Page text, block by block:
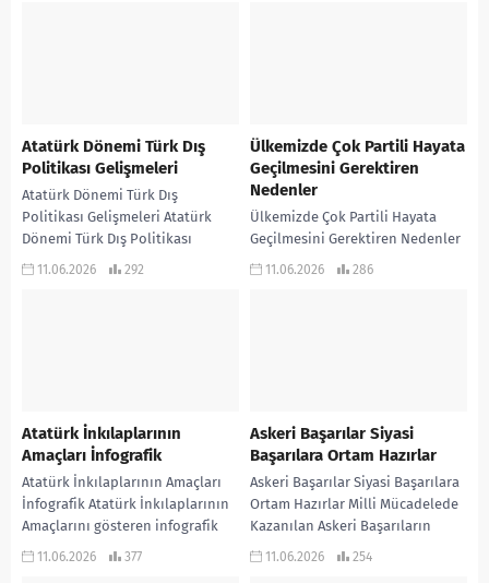
Atatürk Dönemi Türk Dış
Politikası Gelişmeleri
Atatürk Dönemi Türk Dış
Politikası Gelişmeleri Atatürk
Dönemi Türk Dış Politikası
Gelişmelerini gösteren infografik
11.06.2026 292
Ülkemizde Çok Partili Hayata
Geçilmesini Gerektiren
Nedenler
Ülkemizde Çok Partili Hayata
Geçilmesini Gerektiren Nedenler
Ülkemizde Çok Partili Hayata
11.06.2026 286
Atatürk İnkılaplarının
Amaçları İnfografik
Atatürk İnkılaplarının Amaçları
İnfografik Atatürk İnkılaplarının
Amaçlarını gösteren infografik
çalışmadır… KONU ANLATIMLI
11.06.2026 377
Askeri Başarılar Siyasi
Başarılara Ortam Hazırlar
Askeri Başarılar Siyasi Başarılara
Ortam Hazırlar Milli Mücadelede
Kazanılan Askeri Başarıların
Siyasi Başarılara Ortam
11.06.2026 254